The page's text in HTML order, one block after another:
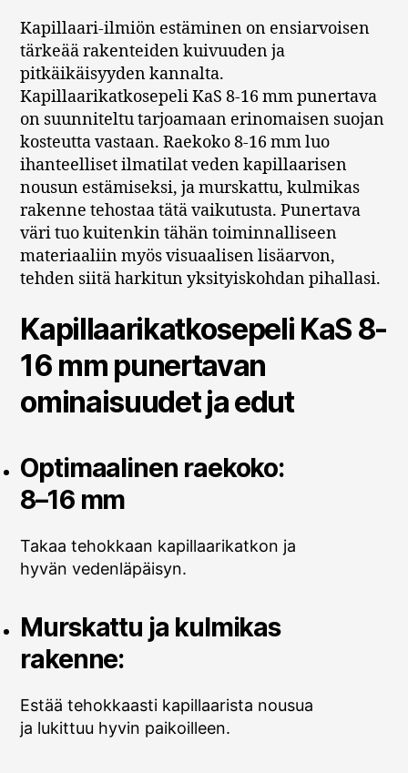
Kapillaari-ilmiön estäminen on ensiarvoisen
tärkeää rakenteiden kuivuuden ja
pitkäikäisyyden kannalta.
Kapillaarikatkosepeli KaS 8-16 mm punertava
on suunniteltu tarjoamaan erinomaisen suojan
kosteutta vastaan. Raekoko 8-16 mm luo
ihanteelliset ilmatilat veden kapillaarisen
nousun estämiseksi, ja murskattu, kulmikas
rakenne tehostaa tätä vaikutusta. Punertava
väri tuo kuitenkin tähän toiminnalliseen
materiaaliin myös visuaalisen lisäarvon,
tehden siitä harkitun yksityiskohdan pihallasi.
Kapillaarikatkosepeli KaS 8-
16 mm punertavan
ominaisuudet ja edut
Optimaalinen raekoko:
8–16 mm
Takaa tehokkaan kapillaarikatkon ja
hyvän vedenläpäisyn.
Murskattu ja kulmikas
rakenne:
Estää tehokkaasti kapillaarista nousua
ja lukittuu hyvin paikoilleen.